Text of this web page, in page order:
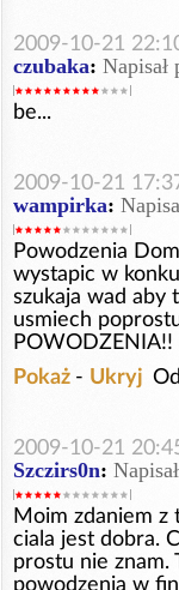
2009-10-21
czubaka: Napisał
be...
2009-10-21
wampirka:
Powodzenia
wystapic w
szukaja wad aby
usmiech
POWODZENIA!!
Pokaż - Ukryj
2009-10-21
Szczirs0n:
Moim zdaniem z
ciala jest dobra.
prostu nie znam.
powodzenia w